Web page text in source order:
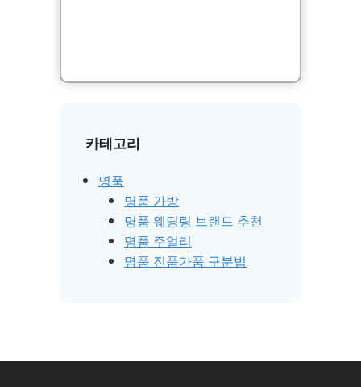
카테고리
명품
명품 가방
명품 웨딩링 브랜드 추천
명품 주얼리
명품 진품가품 구분법